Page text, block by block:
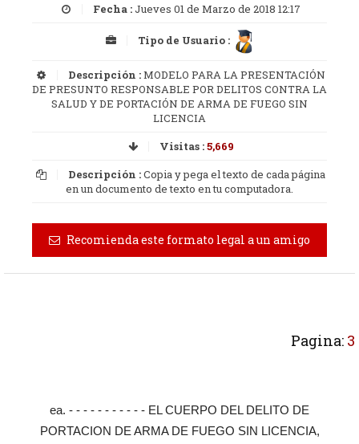
Fecha :Jueves 01 de Marzo de 2018 12:17
Tipo de Usuario :
Descripción :MODELO PARA LA PRESENTACIÓN
DE PRESUNTO RESPONSABLE POR DELITOS CONTRA LA
SALUD Y DE PORTACIÓN DE ARMA DE FUEGO SIN
LICENCIA
Visitas :5,669
Descripción :Copia y pega el texto de cada página
en un documento de texto en tu computadora.
Recomienda este formato legal a un amigo
Pagina: 3
ea. - - - - - - - - - - - EL CUERPO DEL DELITO DE
PORTACION DE ARMA DE FUEGO SIN LICENCIA,